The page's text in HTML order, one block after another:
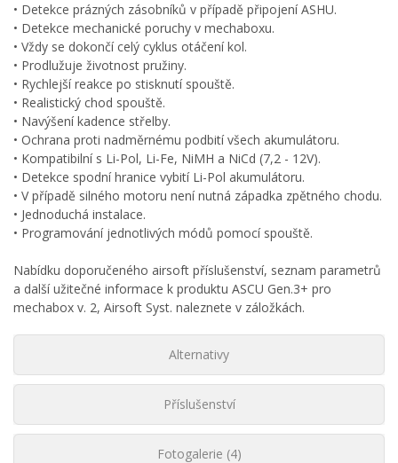
• Detekce prázných zásobníků v případě připojení ASHU.
• Detekce mechanické poruchy v mechaboxu.
• Vždy se dokončí celý cyklus otáčení kol.
• Prodlužuje životnost pružiny.
• Rychlejší reakce po stisknutí spouště.
• Realistický chod spouště.
• Navýšení kadence střelby.
• Ochrana proti nadměrnému podbití všech akumulátoru.
• Kompatibilní s Li-Pol, Li-Fe, NiMH a NiCd (7,2 - 12V).
• Detekce spodní hranice vybití Li-Pol akumulátoru.
• V případě silného motoru není nutná západka zpětného chodu.
• Jednoduchá instalace.
• Programování jednotlivých módů pomocí spouště.
Nabídku doporučeného airsoft příslušenství, seznam parametrů
a další užitečné informace k produktu ASCU Gen.3+ pro
mechabox v. 2, Airsoft Syst. naleznete v záložkách.
Alternativy
Příslušenství
Fotogalerie (4)